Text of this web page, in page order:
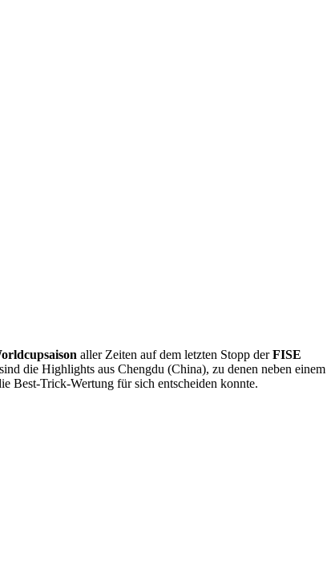
aller Zeiten auf dem letzten Stopp derFISE
die Highlights aus Chengdu (China), zu denen neben einem
Best-Trick-Wertung für sich entscheiden konnte.